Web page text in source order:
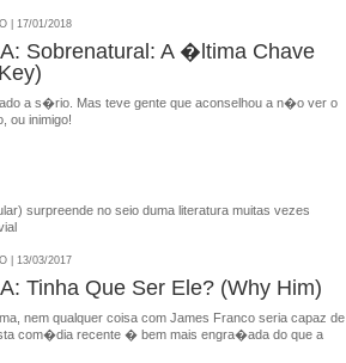
| 17/01/2018
Sobrenatural: A �ltima Chave
a s�rio. Mas teve gente que aconselhou a n�o ver o
ou inimigo!
surpreende no seio duma literatura muitas vezes
| 13/03/2017
Tinha Que Ser Ele? (Why Him)
nem qualquer coisa com James Franco seria capaz de
com�dia recente � bem mais engra�ada do que a